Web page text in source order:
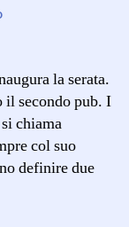
su
PUB
la serata.
il secondo pub. I
chiama
col suo
definire due